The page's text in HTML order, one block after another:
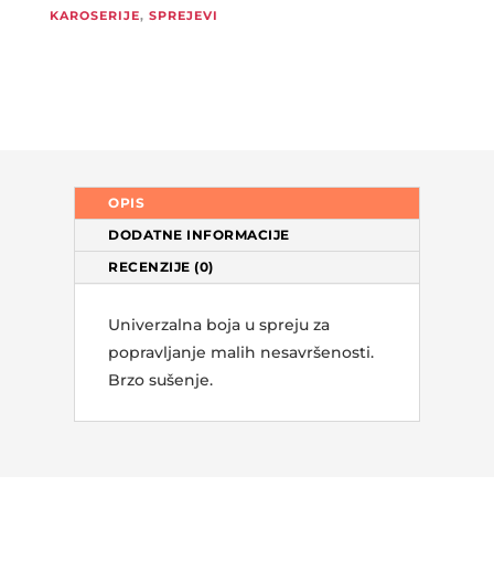
KAROSERIJE, SPREJEVI
OPIS
DODATNE INFORMACIJE
RECENZIJE (0)
Univerzalna boja u spreju za
popravljanje malih nesavršenosti.
Brzo sušenje.